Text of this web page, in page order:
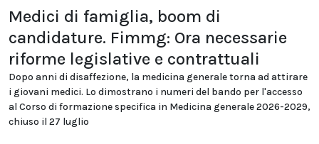
Medici di famiglia, boom di
candidature. Fimmg: Ora necessarie
riforme legislative e contrattuali
Dopo anni di disaffezione, la medicina generale torna ad attirare
i giovani medici. Lo dimostrano i numeri del bando per l'accesso
al Corso di formazione specifica in Medicina generale 2026-2029,
chiuso il 27 luglio